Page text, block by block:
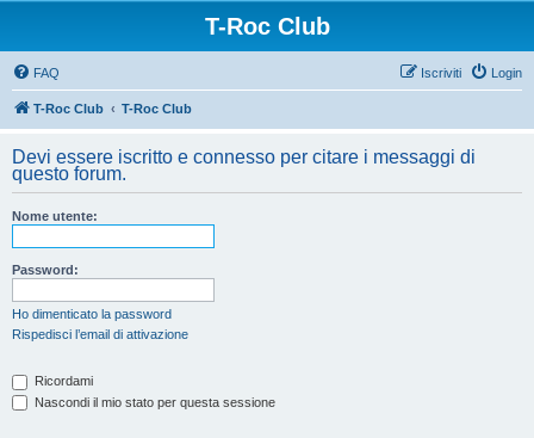
T-Roc Club
FAQ Login
Iscriviti
T-Roc Club T-Roc Club
Devi essere iscritto e connesso per citare i messaggi di
questo forum.
Nome utente:
Password:
Ho dimenticato la password
Rispedisci l’email di attivazione
Ricordami
Nascondi il mio stato per questa sessione